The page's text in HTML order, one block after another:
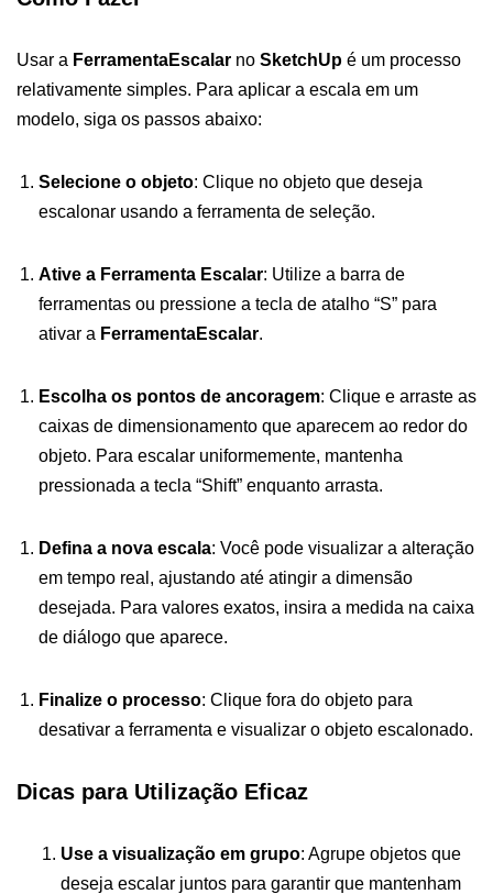
Usar a FerramentaEscalar no SketchUp é um processo
relativamente simples. Para aplicar a escala em um
modelo, siga os passos abaixo:
Selecione o objeto: Clique no objeto que deseja
escalonar usando a ferramenta de seleção.
Ative a Ferramenta Escalar: Utilize a barra de
ferramentas ou pressione a tecla de atalho “S” para
ativar a FerramentaEscalar.
Escolha os pontos de ancoragem: Clique e arraste as
caixas de dimensionamento que aparecem ao redor do
objeto. Para escalar uniformemente, mantenha
pressionada a tecla “Shift” enquanto arrasta.
Defina a nova escala: Você pode visualizar a alteração
em tempo real, ajustando até atingir a dimensão
desejada. Para valores exatos, insira a medida na caixa
de diálogo que aparece.
Finalize o processo: Clique fora do objeto para
desativar a ferramenta e visualizar o objeto escalonado.
Dicas para Utilização Eficaz
Use a visualização em grupo: Agrupe objetos que
deseja escalar juntos para garantir que mantenham